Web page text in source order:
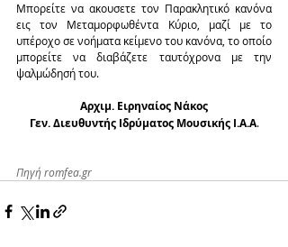
Μπορείτε να ακουσετε τον Παρακλητικό κανόνα
εις τον Μεταμορφωθέντα Κύριο, μαζί με το
υπέροχο σε νοήματα κείμενο του κανόνα, το οποίο
μπορείτε να διαβάζετε ταυτόχρονα με την
ψαλμώδησή του.
Αρχιμ. Ειρηναίος Νάκος
Γεν. Διευθυντής Ιδρύματος Μουσικής Ι.Α.Α.
Πηγή romfea.gr